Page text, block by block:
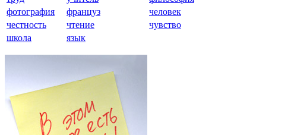
фотография
француз
человек
честность
чтение
чувство
школа
язык